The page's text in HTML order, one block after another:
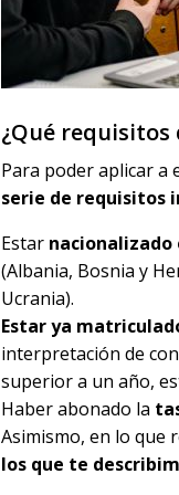
¿Qué
Para poder aplicar a
serie de requisitos
Estar nacionalizado
(Albania, Bosnia y
Ucrania).
Estar ya
interpretación de
superior a un año,
Haber abonado la
Asimismo, en lo que
los que te